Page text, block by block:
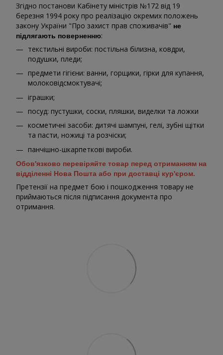
Згідно постанови Кабінету міністрів №172 від 19
березня 1994 року про реалізацію окремих положень
закону України "Про захист прав споживачів" не
підлягають поверненню:
текстильні вироби: постільна білизна, ковдри,
подушки, пледи;
предмети гігієни: ванни, горщики, гірки для купання,
молоковідсмоктувачі;
іграшки;
посуд: пустушки, соски, пляшки, виделки та ложки
косметичні засоби: дитячі шампуні, гелі, зубні щітки
та пасти, ножиці та розчіски;
панчішно-шкарпеткові вироби.
Обов'язково перевіряйте товар перед отриманням на
відділенні Нова Пошта або при доставці кур'єром.
Претензії на предмет бою і пошкодження товару не
приймаються після підписання документа про
отримання.